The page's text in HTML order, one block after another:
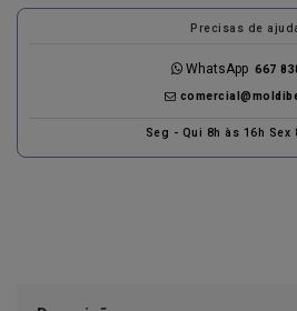
Precisas de
WhatsApp 667
Seg - Qui 8h às 16h Sex